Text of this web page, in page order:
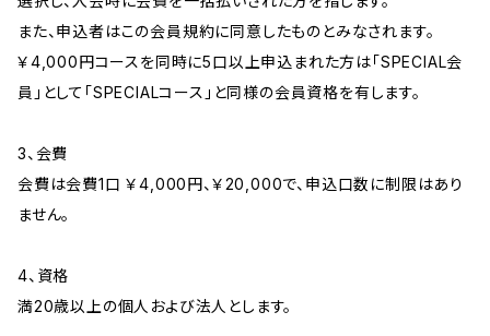
また、申込者はこの会員規約に同意したものとみなされます。
￥4,000円コースを同時に5口以上申込まれた方は「SPECIAL会
員」として「SPECIALコース」と同様の会員資格を有します。
3、会費
会費は会費1口 ￥4,000円、￥20,000で、申込口数に制限はあり
ません。
4、資格
満20歳以上の個人および法人とします。